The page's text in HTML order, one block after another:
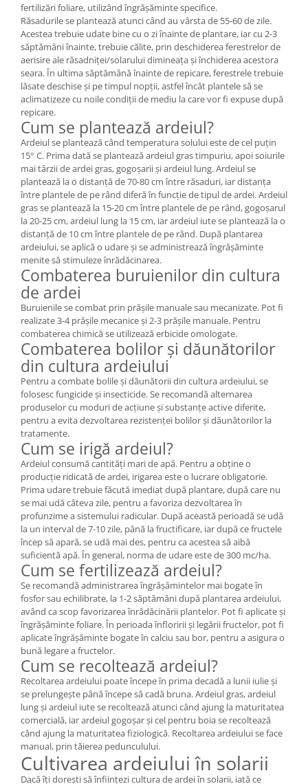
fertilizări foliare, utilizând îngrășăminte specifice.
Răsadurile se plantează atunci când au vârsta de 55-60 de zile.
Acestea trebuie udate bine cu o zi înainte de plantare, iar cu 2-3
săptămâni înainte, trebuie călite, prin deschiderea ferestrelor de
aerisire ale răsadniței/solarului dimineața și închiderea acestora
seara. În ultima săptămână înainte de repicare, ferestrele trebuie
lăsate deschise și pe timpul nopții, astfel încât plantele să se
aclimatizeze cu noile condiții de mediu la care vor fi expuse după
repicare.
Cum se plantează ardeiul?
Ardeiul se plantează când temperatura solului este de cel puțin
15° C. Prima dată se plantează ardeiul gras timpuriu, apoi soiurile
mai târzii de ardei gras, gogoșarii și ardeiul lung. Ardeiul se
plantează la o distanță de 70-80 cm între răsaduri, iar distanța
între plantele de pe rând diferă în funcție de tipul de ardei. Ardeiul
gras se plantează la 15-20 cm între plantele de pe rând, gogoșarul
la 20-25 cm, ardeiul lung la 15 cm, iar ardeiul iute se plantează la o
distanță de 10 cm între plantele de pe rând. După plantarea
ardeiului, se aplică o udare și se administrează îngrășăminte
menite să stimuleze înrădăcinarea.
Combaterea buruienilor din cultura
de ardei
Buruienile se combat prin prășile manuale sau mecanizate. Pot fi
realizate 3-4 prășile mecanice și 2-3 prășile manuale. Pentru
combaterea chimică se utilizează erbicide omologate.
Combaterea bolilor și dăunătorilor
din cultura ardeiului
Pentru a combate bolile și dăunătorii din cultura ardeiului, se
folosesc fungicide și insecticide. Se recomandă alternarea
produselor cu moduri de acțiune și substanțe active diferite,
pentru a evita dezvoltarea rezistenței bolilor și dăunătorilor la
tratamente.
Cum se irigă ardeiul?
Ardeiul consumă cantități mari de apă. Pentru a obține o
producție ridicată de ardei, irigarea este o lucrare obligatorie.
Prima udare trebuie făcută imediat după plantare, după care nu
se mai udă câteva zile, pentru a favoriza dezvoltarea în
profunzime a sistemului radicular. După această perioadă se udă
la un interval de 7-10 zile, până la fructificare, iar după ce fructele
încep să apară, se udă mai des, pentru ca acestea să aibă
suficientă apă. În general, norma de udare este de 300 mc/ha.
Cum se fertilizează ardeiul?
Se recomandă administrarea îngrășămintelor mai bogate în
fosfor sau echilibrate, la 1-2 săptămâni după plantarea ardeiului,
având ca scop favorizarea înrădăcinării plantelor. Pot fi aplicate și
îngrășăminte foliare. În perioada înfloririi și legării fructelor, pot fi
aplicate îngrășăminte bogate în calciu sau bor, pentru a asigura o
bună legare a fructelor.
Cum se recoltează ardeiul?
Recoltarea ardeiului poate începe în prima decadă a lunii iulie și
se prelungește până începe să cadă bruna. Ardeiul gras, ardeiul
lung și ardeiul iute se recoltează atunci când ajung la maturitatea
comercială, iar ardeiul gogoșar și cel pentru boia se recoltează
când ajung la maturitatea fiziologică. Recoltarea ardeiului se face
manual, prin tăierea pedunculului.
Cultivarea ardeiului în solarii
Dacă îți dorești să înființezi cultura de ardei în solarii, iată ce